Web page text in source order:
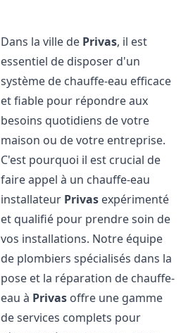
Dans la ville de Privas, il est
essentiel de disposer d'un
système de chauffe-eau efficace
et fiable pour répondre aux
besoins quotidiens de votre
maison ou de votre entreprise.
C'est pourquoi il est crucial de
faire appel à un chauffe-eau
installateur Privas expérimenté
et qualifié pour prendre soin de
vos installations. Notre équipe
de plombiers spécialisés dans la
pose et la réparation de chauffe-
eau à Privas offre une gamme
de services complets pour